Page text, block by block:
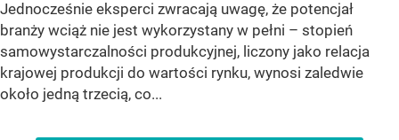
Jednocześnie eksperci zwracają uwagę, że potencjał
branży wciąż nie jest wykorzystany w pełni – stopień
samowystarczalności produkcyjnej, liczony jako relacja
krajowej produkcji do wartości rynku, wynosi zaledwie
około jedną trzecią, co...